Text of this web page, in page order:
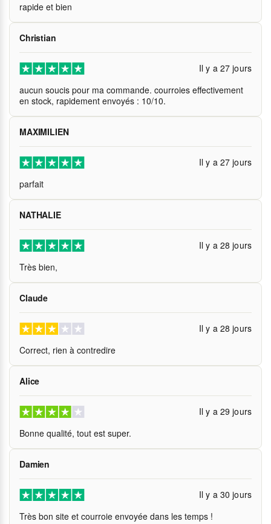
rapide et bien
Christian
Il y a 27 jours
aucun soucis pour ma commande. courroies effectivement
en stock, rapidement envoyés : 10/10.
MAXIMILIEN
Il y a 27 jours
parfait
NATHALIE
Il y a 28 jours
Très bien,
Claude
Il y a 28 jours
Correct, rien à contredire
Alice
Il y a 29 jours
Bonne qualité, tout est super.
Damien
Il y a 30 jours
Très bon site et courroie envoyée dans les temps !